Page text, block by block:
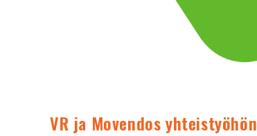
VR ja Movendos yhteistyöhön